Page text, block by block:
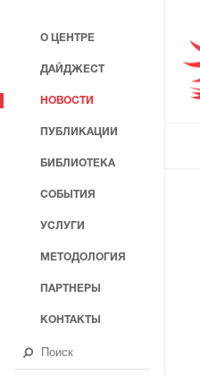
О ЦЕНТРЕ
ДАЙДЖЕСТ
НОВОСТИ
ПУБЛИКАЦИИ
БИБЛИОТЕКА
СОБЫТИЯ
УСЛУГИ
МЕТОДОЛОГИЯ
ПАРТНЕРЫ
КОНТАКТЫ